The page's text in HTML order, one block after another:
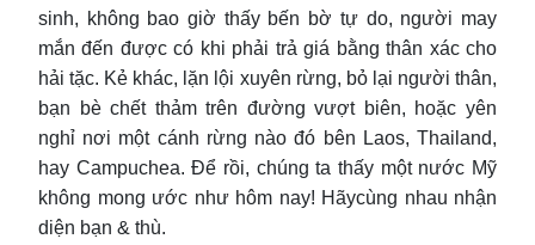
sinh, không bao giờ thấy bến bờ tự do, người may
mắn đến được có khi phải trả giá bằng thân xác cho
hải tặc. Kẻ khác, lặn lội xuyên rừng, bỏ lại người thân,
bạn bè chết thảm trên đường vượt biên, hoặc yên
nghỉ nơi một cánh rừng nào đó bên Laos, Thailand,
hay Campuchea. Để rồi, chúng ta thấy một nước Mỹ
không mong ước như hôm nay! Hãycùng nhau nhận
diện bạn & thù.